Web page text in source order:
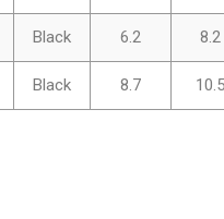
Black 6.2 8.2
Black 8.7 10.5